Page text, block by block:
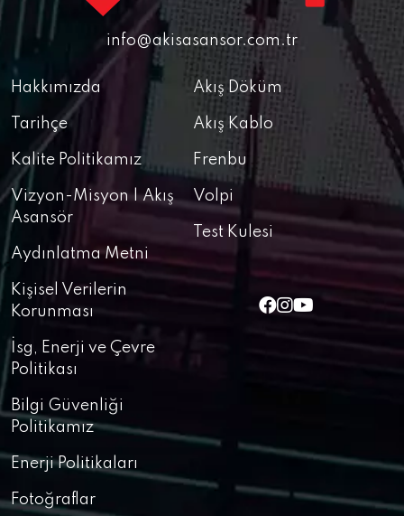
info@akisasansor.com.tr
Hakkımızda
Tarihçe
Kalite Politikamız
Vizyon-Misyon | Akış
Asansör
Aydınlatma Metni
Kişisel Verilerin
Korunması
İsg, Enerji ve Çevre
Politikası
Bilgi Güvenliği
Politikamız
Enerji Politikaları
Akış Döküm
Akış Kablo
Frenbu
Volpi
Test Kulesi
Fotoğraflar